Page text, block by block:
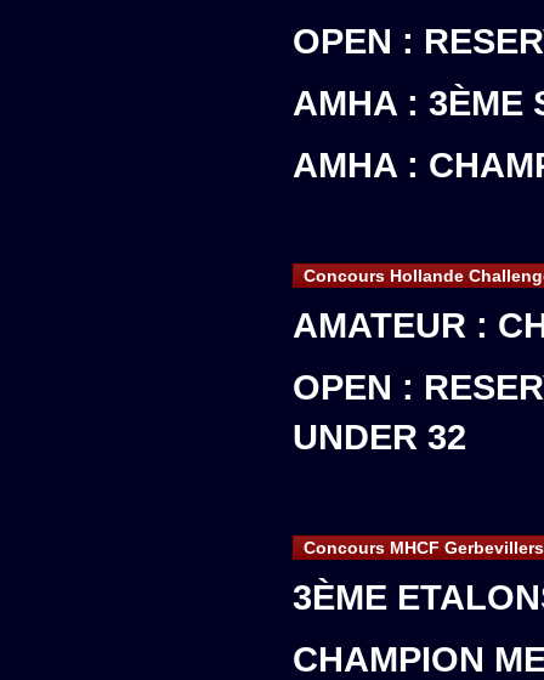
OPEN :
AMHA : 3ÈME
AMHA :
Concours Hollande
AMATEUR :
OPEN :
UNDER 32
Concours MHCF
3ÈME
CHAMPION